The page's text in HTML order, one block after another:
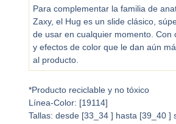
Para complementar la familia de
Zaxy, el Hug es un slide clásico,
de usar en cualquier momento. Con
y efectos de color que le dan aún
al producto.
*Producto reciclable y no tóxico
Línea-Color: [19114]
Tallas: desde [33_34 ] hasta [39_40 ]